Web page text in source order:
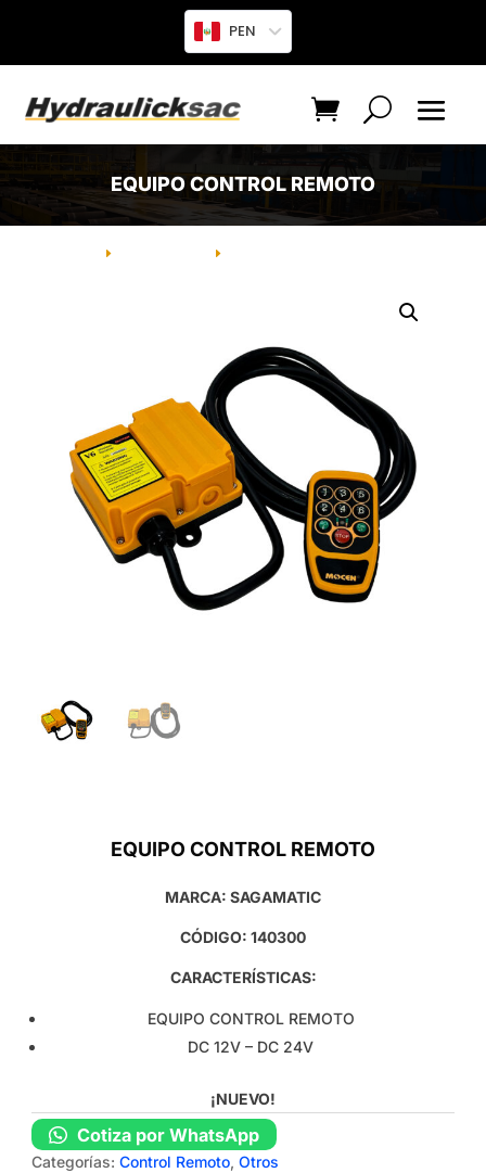
PEN
EQUIPO CONTROL REMOTO
E E
EQUIPO CONTROL REMOTO
MARCA: SAGAMATIC
CÓDIGO: 140300
CARACTERÍSTICAS:
EQUIPO CONTROL REMOTO
DC 12V – DC 24V
¡NUEVO!
Cotiza por WhatsApp
Categorías:Control Remoto,Otros